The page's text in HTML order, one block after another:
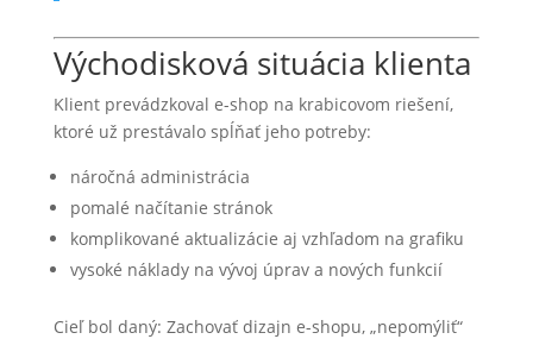
Východisková situácia klienta
Klient prevádzkoval e-shop na krabicovom riešení,
ktoré už prestávalo spĺňať jeho potreby:
náročná administrácia
pomalé načítanie stránok
komplikované aktualizácie aj vzhľadom na grafiku
vysoké náklady na vývoj úprav a nových funkcií
Cieľ bol daný: Zachovať dizajn e-shopu, „nepomýliť“